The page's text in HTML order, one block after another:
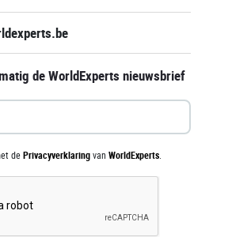
de WorldExperts nieuwsbrief
dePrivacyverklaringvan WorldExperts.